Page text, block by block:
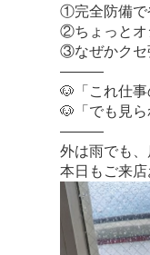
①完全防備で
②ちょっとオ
③なぜかクセ
———
🐶「これ仕事
🐶「でも見ら
———
外は雨でも
本日もご来